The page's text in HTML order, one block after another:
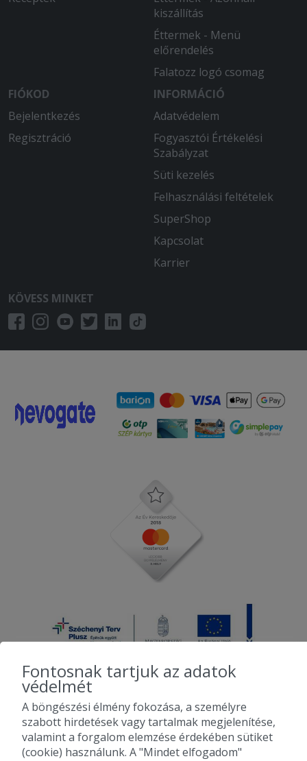
kiszállítás
Éttermek - Menü
előrendelés
Falatozz logó csomag
FIÓKOD
Bejelentkezés
Regisztráció
INFORMÁCIÓ
Adatvédelem
Fogyasztói Értékelési
Szabályzat
Süti kezelés
Felhasználási feltételek
SuperShop
Kapcsolat
Karrier
KÖVESS MINKET
2010-2026 Copyright - Falatozz.hu - Diston-line Kft.
Pizza, gyros, hamburger, menük kedvező áron, egy helyen az összes
étterem ajánlata.
Fontosnak tartjuk az adatok
védelmét
A böngészési élmény fokozása, a személyre
szabott hirdetések vagy tartalmak megjelenítése,
valamint a forgalom elemzése érdekében sütiket
(cookie) használunk. A "Mindet elfogadom"